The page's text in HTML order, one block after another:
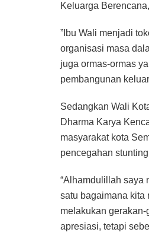
Keluarga
”Ibu Wali menjadi
organisasi masa
juga ormas-ormas
pembangunan
Sedangkan Wali
Dharma Karya
masyarakat kota
pencegahan
“Alhamdulillah saya
satu bagaimana kita
melakukan
apresiasi, tetapi